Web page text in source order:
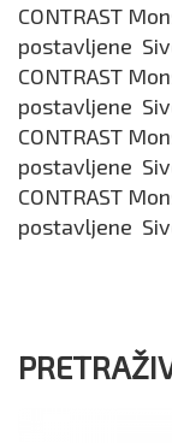
CONTRAST
postavljene
CONTRAST
postavljene
CONTRAST
postavljene
CONTRAST
postavljene